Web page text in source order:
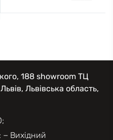
188 showroom ТЦ
Львівська область,
− Вихідний